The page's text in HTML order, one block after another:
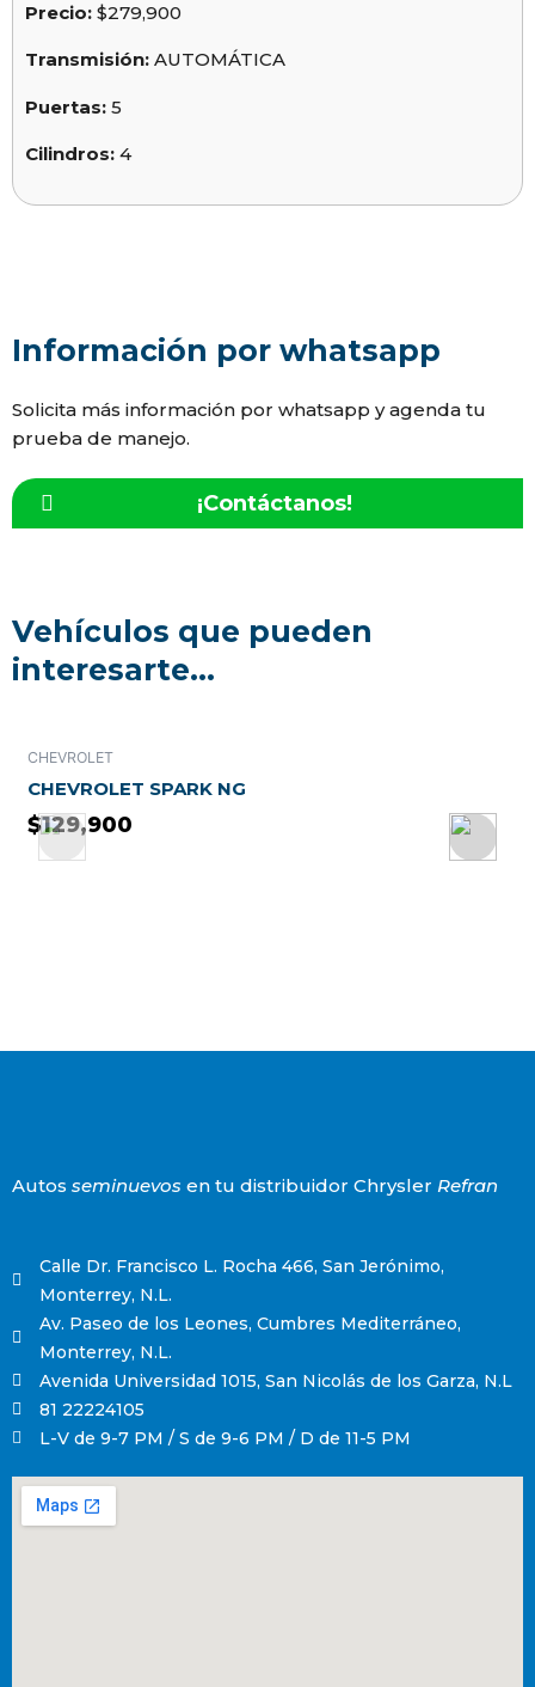
Precio: $279,900
Transmisión: AUTOMÁTICA
Puertas: 5
Cilindros: 4
Información por whatsapp
Solicita más información por whatsapp y agenda tu
prueba de manejo.
¡Contáctanos!
Vehículos que pueden
interesarte...
CHEVROLET
CHEVROLET SPARK NG
$129,900
Autos seminuevos en tu distribuidor Chrysler Refran
Calle Dr. Francisco L. Rocha 466, San Jerónimo,
Monterrey, N.L.
Av. Paseo de los Leones, Cumbres Mediterráneo,
Monterrey, N.L.
Avenida Universidad 1015, San Nicolás de los Garza, N.L
81 22224105
L-V de 9-7 PM / S de 9-6 PM / D de 11-5 PM